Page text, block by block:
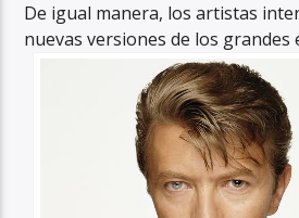
De igual manera, los artistas
nuevas versiones de los grandes